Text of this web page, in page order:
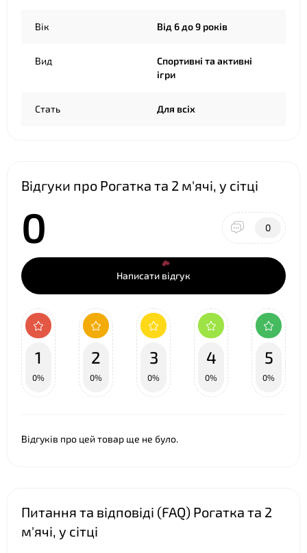
Вік Від 6 до 9 років
Вид
Спортивні та активні
ігри
Стать Для всіх
Відгуки про Рогатка та 2 м'ячі, у сітці
0 0
Написати відгук
1
0%
2
0%
3
0%
4
0%
5
0%
Відгуків про цей товар ще не було.
Питання та відповіді (FAQ) Рогатка та 2
м'ячі, у сітці